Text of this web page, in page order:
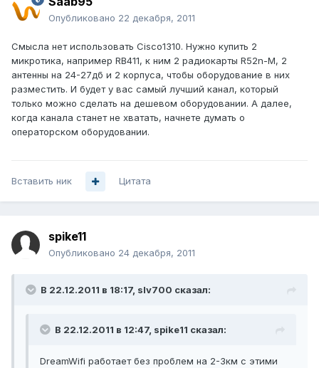
Опубликовано 22 декабря, 2011
Смысла нет использовать Cisco1310. Нужно купить 2
микротика, например RB411, к ним 2 радиокарты R52n-M, 2
антенны на 24-27дб и 2 корпуса, чтобы оборудование в них
разместить. И будет у вас самый лучший канал, который
только можно сделать на дешевом оборудовании. А далее,
когда канала станет не хватать, начнете думать о
операторском оборудовании.
Вставить ник Цитата
spike11
Опубликовано 24 декабря, 2011
В 22.12.2011 в 18:17, slv700 сказал:
В 22.12.2011 в 12:47, spike11 сказал:
DreamWifi работает без проблем на 2-3км с этими